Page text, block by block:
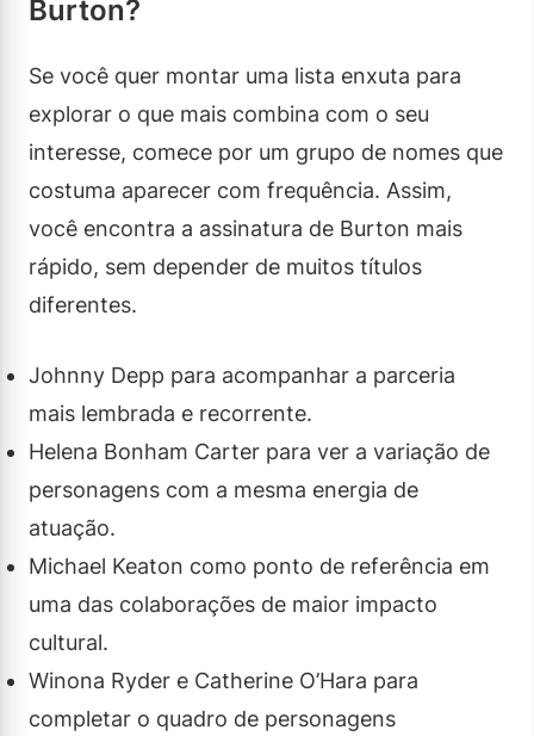
Burton?
Se você quer montar uma lista enxuta para
explorar o que mais combina com o seu
interesse, comece por um grupo de nomes que
costuma aparecer com frequência. Assim,
você encontra a assinatura de Burton mais
rápido, sem depender de muitos títulos
diferentes.
Johnny Depp para acompanhar a parceria
mais lembrada e recorrente.
Helena Bonham Carter para ver a variação de
personagens com a mesma energia de
atuação.
Michael Keaton como ponto de referência em
uma das colaborações de maior impacto
cultural.
Winona Ryder e Catherine O’Hara para
completar o quadro de personagens